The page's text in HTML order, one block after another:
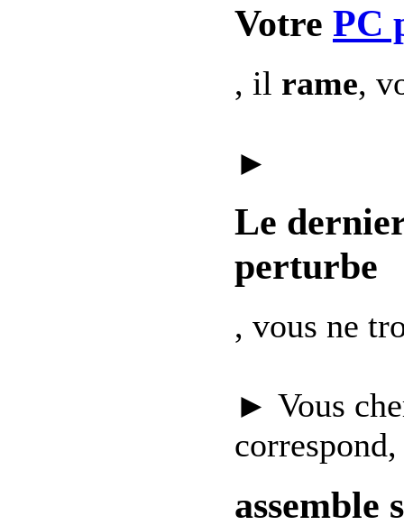
Votre PC
, il rame,
►
Le
perturbe
, vous ne
► Vous
correspond,
assemble